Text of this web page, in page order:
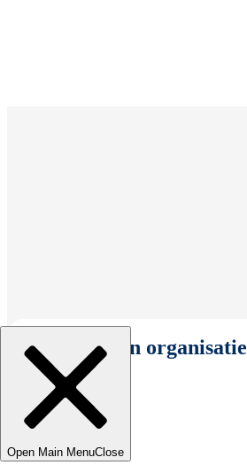
Selecteer een organisatie
Open Main MenuClose